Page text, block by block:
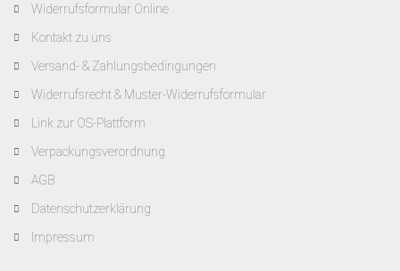
Widerrufsformular Online
Kontakt zu uns
Versand- & Zahlungsbedingungen
Widerrufsrecht & Muster-Widerrufsformular
Link zur OS-Plattform
Verpackungsverordnung
AGB
Datenschutzerklärung
Impressum